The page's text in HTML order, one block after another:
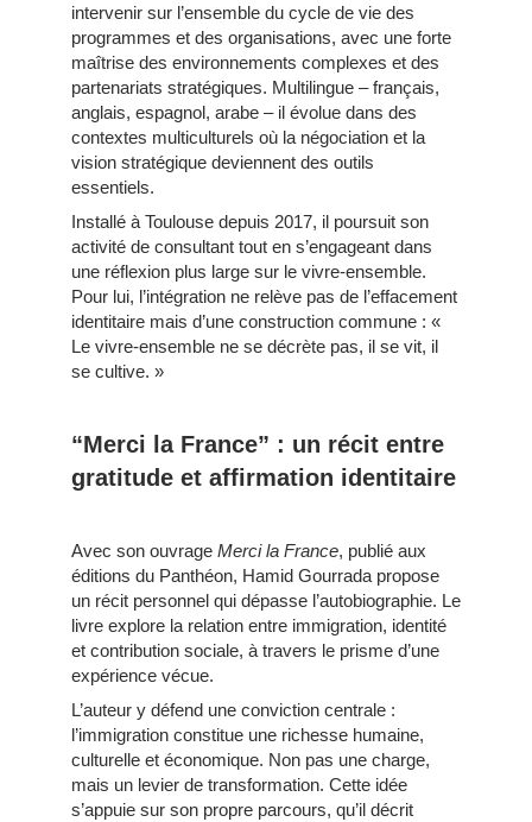
intervenir sur l’ensemble du cycle de vie des
programmes et des organisations, avec une forte
maîtrise des environnements complexes et des
partenariats stratégiques. Multilingue – français,
anglais, espagnol, arabe – il évolue dans des
contextes multiculturels où la négociation et la
vision stratégique deviennent des outils
essentiels.
Installé à Toulouse depuis 2017, il poursuit son
activité de consultant tout en s’engageant dans
une réflexion plus large sur le vivre-ensemble.
Pour lui, l’intégration ne relève pas de l’effacement
identitaire mais d’une construction commune : «
Le vivre-ensemble ne se décrète pas, il se vit, il
se cultive. »
“Merci la France” : un récit entre
gratitude et affirmation identitaire
Avec son ouvrage Merci la France, publié aux
éditions du Panthéon, Hamid Gourrada propose
un récit personnel qui dépasse l’autobiographie. Le
livre explore la relation entre immigration, identité
et contribution sociale, à travers le prisme d’une
expérience vécue.
L’auteur y défend une conviction centrale :
l’immigration constitue une richesse humaine,
culturelle et économique. Non pas une charge,
mais un levier de transformation. Cette idée
s’appuie sur son propre parcours, qu’il décrit